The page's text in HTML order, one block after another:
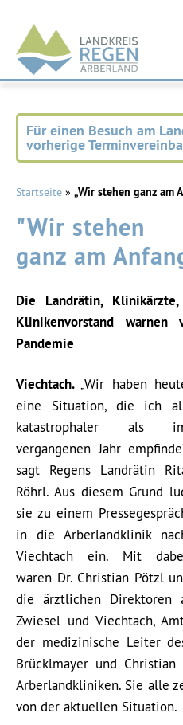
Landkreis
Regen
Für einen Besuch am
vorherige
Startseite » „Wir stehen ganz am
"Wir stehen
ganz am
Die Landrätin,
Klinikenvorstand
Pandemie
Viechtach.„Wir haben
eine Situation, die ich
katastrophaler als
vergangenen Jahr
sagt Regens Landrätin
Röhrl. Aus diesem Grund
sie zu einem
in die Arberlandklinik
Viechtach ein. Mit
waren Dr. Christian Pötzl
die ärztlichen Direktoren
Zwiesel und Viechtach,
der medizinische Leiter
Brücklmayer und
Arberlandkliniken. Sie alle
von der aktuellen Situation.